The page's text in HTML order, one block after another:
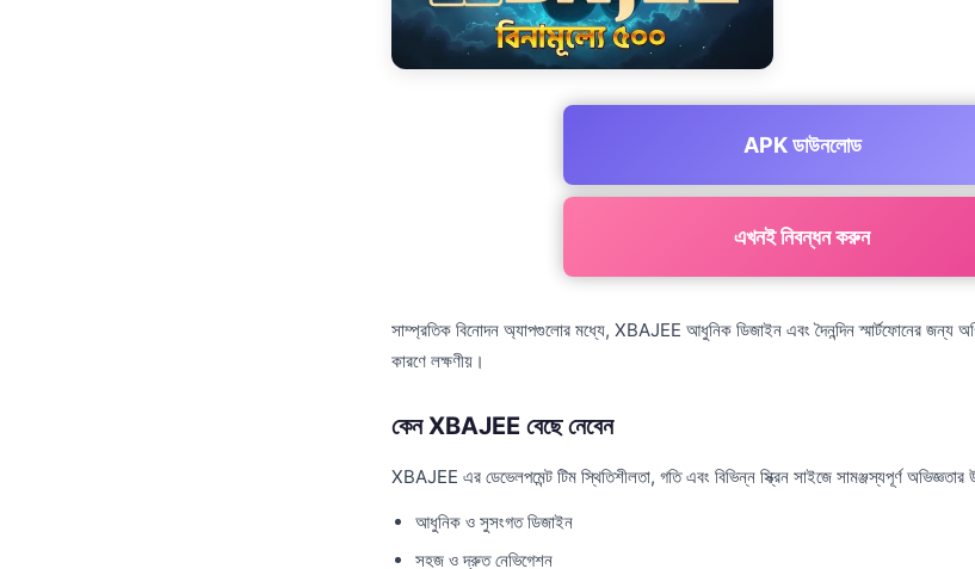
APK ডাউনলোড
এখনই নিবন্ধন করুন
সাম্প্রতিক বিনোদন অ্যাপগুলোর মধ্যে, XBAJEE আধুনিক ডিজাইন এবং দৈনন্দিন স্মার্টফোনের জন্য
কারণে লক্ষণীয়।
কেন XBAJEE বেছে নেবেন
XBAJEE এর ডেভেলপমেন্ট টিম স্থিতিশীলতা, গতি এবং বিভিন্ন স্ক্রিন সাইজে সামঞ্জস্যপূর্ণ অভিজ্ঞতার
আধুনিক ও সুসংগত ডিজাইন
সহজ ও দ্রুত নেভিগেশন